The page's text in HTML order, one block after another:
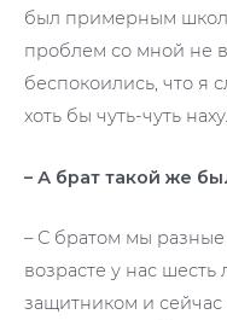
был примерным
проблем со мной не
беспокоились, что я
хоть бы чуть-чуть
– А брат такой же
– С братом мы разные
возрасте у нас
защитником и сейчас